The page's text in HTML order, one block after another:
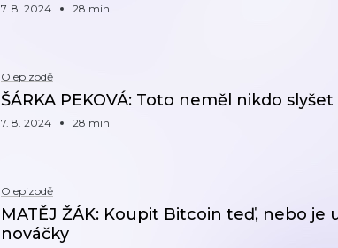
7. 8. 2024 28 min
O epizodě
ŠÁRKA PEKOVÁ: Toto neměl nikdo slyšet
7. 8. 2024 28 min
O epizodě
MATĚJ ŽÁK: Koupit Bitcoin teď, nebo je
nováčky